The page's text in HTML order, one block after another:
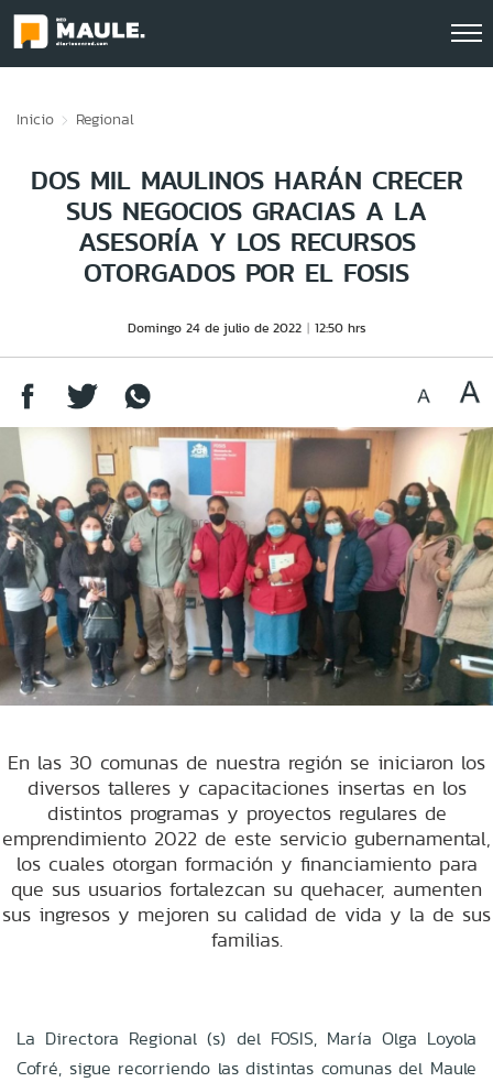
Inicio Regional
DOS MIL MAULINOS HARÁN CRECER
SUS NEGOCIOS GRACIAS A LA
ASESORÍA Y LOS RECURSOS
OTORGADOS POR EL FOSIS
Domingo 24 de julio de 2022 12:50 hrs
En las 30 comunas de nuestra región se iniciaron los
diversos talleres y capacitaciones insertas en los
distintos programas y proyectos regulares de
emprendimiento 2022 de este servicio gubernamental,
los cuales otorgan formación y financiamiento para
que sus usuarios fortalezcan su quehacer, aumenten
sus ingresos y mejoren su calidad de vida y la de sus
familias.
La Directora Regional (s) del FOSIS, María Olga Loyola
Cofré, sigue recorriendo las distintas comunas del Maule